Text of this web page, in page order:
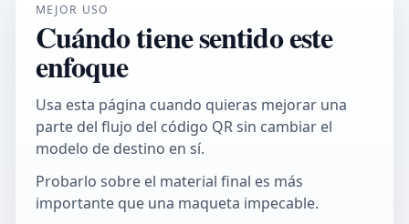
MEJOR USO
Cuándo tiene sentido este
enfoque
Usa esta página cuando quieras mejorar una
parte del flujo del código QR sin cambiar el
modelo de destino en sí.
Probarlo sobre el material final es más
importante que una maqueta impecable.